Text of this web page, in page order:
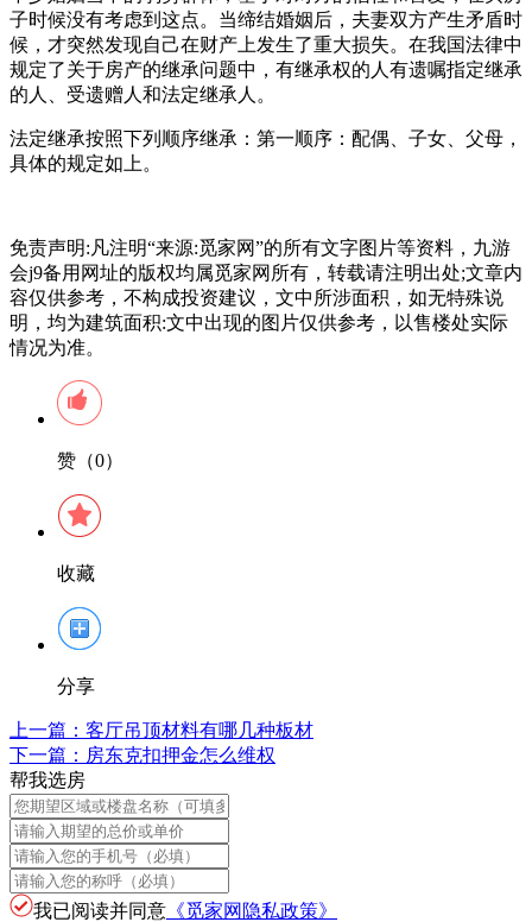
子时候没有考虑到这点。当缔结婚姻后，夫妻双方产生矛盾时
候，才突然发现自己在财产上发生了重大损失。在我国法律中
规定了关于房产的继承问题中，有继承权的人有遗嘱指定继承
的人、受遗赠人和法定继承人。
法定继承按照下列顺序继承：第一顺序：配偶、子女、父母，
具体的规定如上。
免责声明:凡注明“来源:觅家网”的所有文字图片等资料，九游
会j9备用网址的版权均属觅家网所有，转载请注明出处;文章内
容仅供参考，不构成投资建议，文中所涉面积，如无特殊说
明，均为建筑面积:文中出现的图片仅供参考，以售楼处实际
情况为准。
赞（0）
收藏
分享
上一篇： 客厅吊顶材料有哪几种板材
下一篇： 房东克扣押金怎么维权
帮我选房
我已阅读并同意 《觅家网隐私政策》